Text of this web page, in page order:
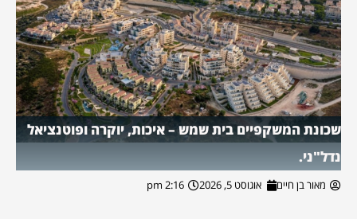
שכונת המשקפיים בית שמש – איכות, יוקרה ופוטנציאל
נדל"ני.
מאור בן חיים אוגוסט 5, 2026 2:16 pm